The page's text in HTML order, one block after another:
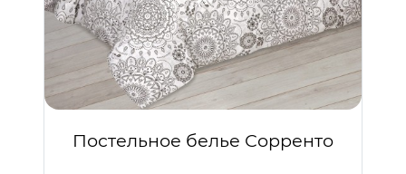
Постельное белье Сорренто